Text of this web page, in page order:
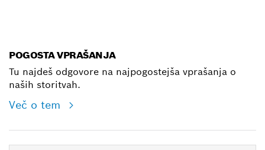
POGOSTA VPRAŠANJA
Tu najdeš odgovore na najpogostejša vprašanja o
naših storitvah.
Več o tem